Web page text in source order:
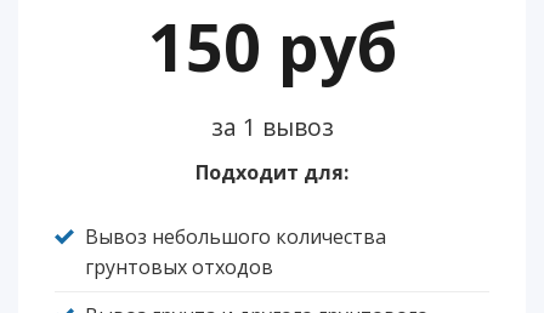
150 руб
за 1 вывоз
Подходит для:
Вывоз небольшого количества
грунтовых отходов